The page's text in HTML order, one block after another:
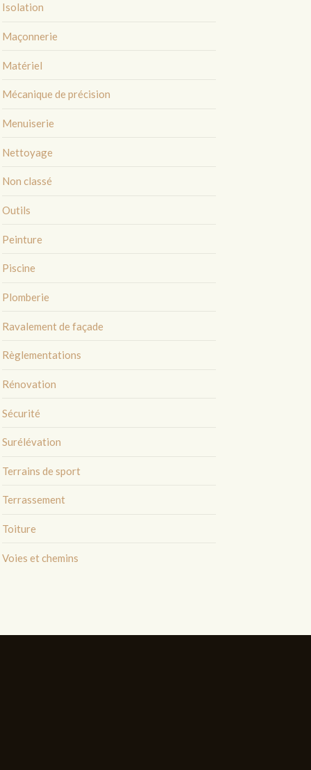
Isolation
Maçonnerie
Matériel
Mécanique de précision
Menuiserie
Nettoyage
Non classé
Outils
Peinture
Piscine
Plomberie
Ravalement de façade
Règlementations
Rénovation
Sécurité
Surélévation
Terrains de sport
Terrassement
Toiture
Voies et chemins